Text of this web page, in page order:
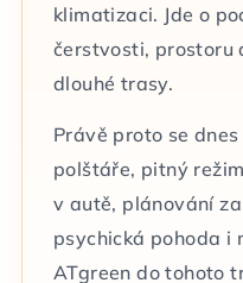
klimatizaci. Jde o
čerstvosti, prostoru
dlouhé trasy.
Právě proto se
polštáře, pitný
v autě, plánování
psychická pohoda i
ATgreen do tohoto